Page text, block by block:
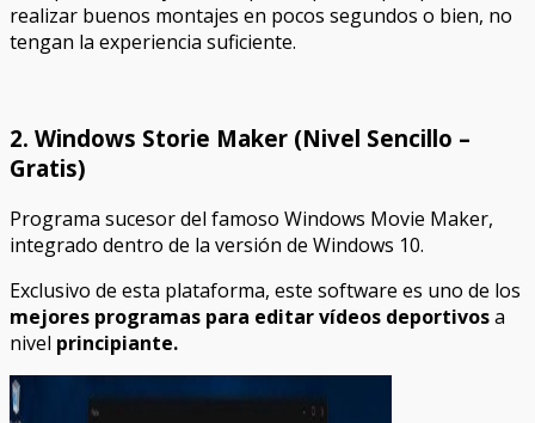
realizar buenos montajes en pocos segundos o bien, no
tengan la experiencia suficiente.
2. Windows Storie Maker (Nivel Sencillo –
Gratis)
Programa sucesor del famoso Windows Movie Maker,
integrado dentro de la versión de Windows 10.
Exclusivo de esta plataforma, este software es uno de los
mejores programas para editar vídeos deportivosa
nivel principiante.